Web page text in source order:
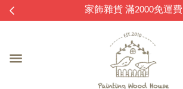
家飾雜貨 滿2000免運費